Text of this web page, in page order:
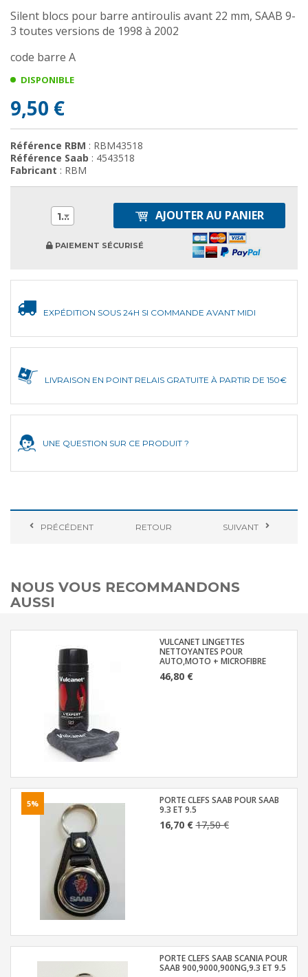
Silent blocs pour barre antiroulis avant 22 mm, SAAB 9-
3 toutes versions de 1998 à 2002
code barre A
DISPONIBLE
9,50 €
Référence RBM : RBM43518
Référence Saab : 4543518
Fabricant : RBM
1 AJOUTER AU PANIER
PAIEMENT SÉCURISÉ
EXPÉDITION SOUS 24H SI COMMANDE AVANT MIDI
LIVRAISON EN POINT RELAIS GRATUITE À PARTIR DE 150€
UNE QUESTION SUR CE PRODUIT ?
PRÉCÉDENT RETOUR SUIVANT
NOUS VOUS RECOMMANDONS
AUSSI
VULCANET LINGETTES
NETTOYANTES POUR
AUTO,MOTO + MICROFIBRE
46,80 €
5%
PORTE CLEFS SAAB POUR SAAB
9.3 ET 9.5
16,70 €17,50 €
PORTE CLEFS SAAB SCANIA POUR
SAAB 900,9000,900NG,9.3 ET 9.5